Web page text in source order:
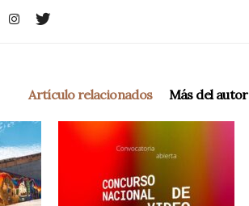
Artículo relacionados Más del autor